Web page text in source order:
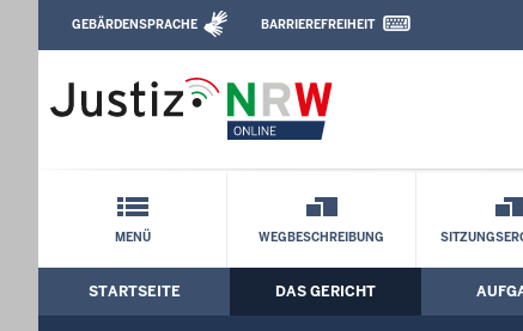
Arbeitsgericht Düsseldorf:
Direkt zum Inhalt
Leichte Sprache,
GEBÄRDENSPRACHE BARRIEREFREIHEIT
Schnellnavigation mit Volltext-Suche
MENÜ WEGBESCHREIBUNG
Hauptmenü: Hauptnavigation
STARTSEITE DAS GERICHT